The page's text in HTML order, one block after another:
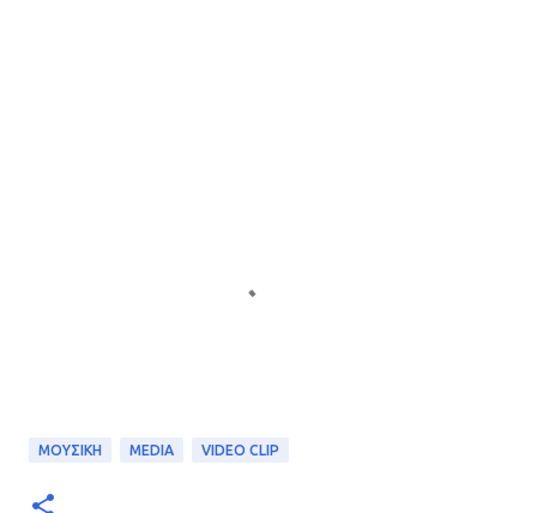
ΜΟΥΣΙΚΗ MEDIA VIDEO CLIP